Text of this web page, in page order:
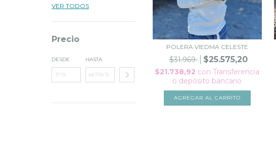
VER TODOS
Precio
DESDE HASTA
POLERA VIEDMA CELESTE
$31.969 $25.575,20
$21.738,92 con Transferencia
o depósito bancario
AGREGAR AL CARRITO